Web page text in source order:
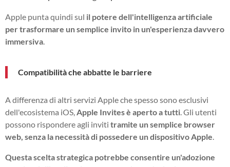
Apple punta quindi sul il potere dell'intelligenza artificiale
per trasformare un semplice invito in un'esperienza davvero
immersiva
Compatibilità che abbatte le barriere
A differenza di altri servizi Apple che spesso sono esclusivi
dell'ecosistema iOS, Apple Invites è aperto a tutti . Gli utenti
possono rispondere agli inviti tramite un semplice browser
web, senza la necessità di possedere un dispositivo Apple
Questa scelta strategica potrebbe consentire un'adozione